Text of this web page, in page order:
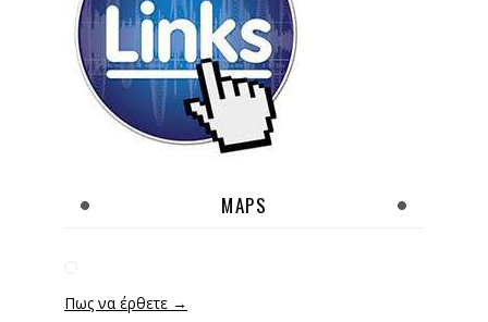
MAPS
Πως να έρθετε →